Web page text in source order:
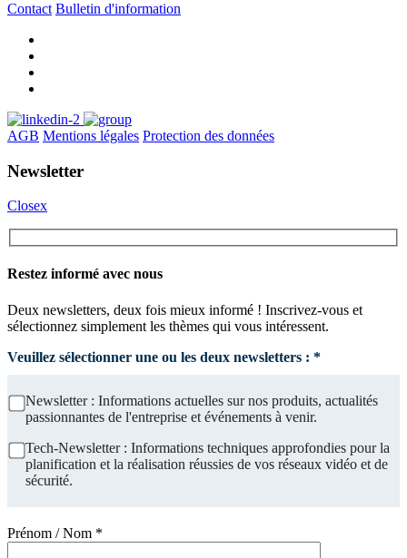
Contact Bulletin d'information
AGB Mentions légales Protection des données
Newsletter
Closex
Restez informé avec nous
Deux newsletters, deux fois mieux informé ! Inscrivez-vous et
sélectionnez simplement les thèmes qui vous intéressent.
Veuillez sélectionner une ou les deux newsletters : *
Newsletter : Informations actuelles sur nos produits, actualités
passionnantes de l'entreprise et événements à venir.
Tech-Newsletter : Informations techniques approfondies pour la
planification et la réalisation réussies de vos réseaux vidéo et de
sécurité.
Prénom / Nom *